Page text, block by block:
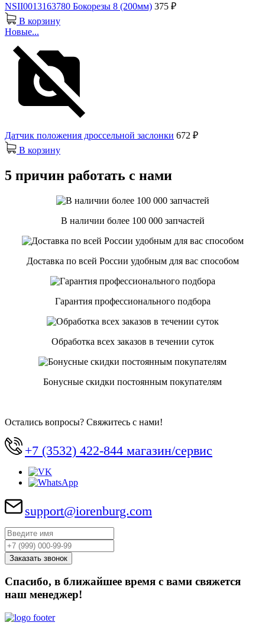
NSII0013163780 Бокорезы 8 (200мм) 375 ₽
В корзину
Новые...
Датчик положения дроссельной заслонки 672 ₽
В корзину
5 причин работать с нами
В наличии более 100 000 запчастей
Доставка по всей России удобным для вас способом
Гарантия профессионального подбора
Обработка всех заказов в течении суток
Бонусные скидки постоянным покупателям
Остались вопросы? Свяжитесь с нами!
+7 (3532) 422-844 магазин/сервис
support@iorenburg.com
Спасибо, в ближайшее время с вами свяжется
наш менеджер!